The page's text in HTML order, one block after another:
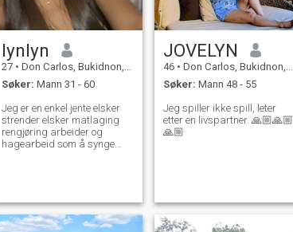
lynlyn
27 • Don Carlos, Bukidnon, Filippinene
Søker: Mann 31 - 60
Jeg er en enkel jente elsker
strender elsker matlaging
rengjøring arbeider og
hagearbeid som å synge
bare her i et Filippinene ikke
prøve i det andre landet Jeg
er en familie orientert jente
JOVELYN
46 • Don Carlos, Bukidnon, Filippinene
Søker: Mann 48 - 55
Jeg spiller ikke spill, leter
etter en livspartner. 🙏🏼🙏🏼
🙏🏼